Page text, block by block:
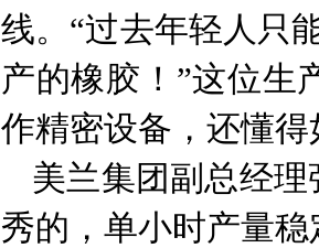
线。“过去年轻人只
产的橡胶！”这位生
作精密设备，还懂
美兰集团副总经
秀的，单小时产量